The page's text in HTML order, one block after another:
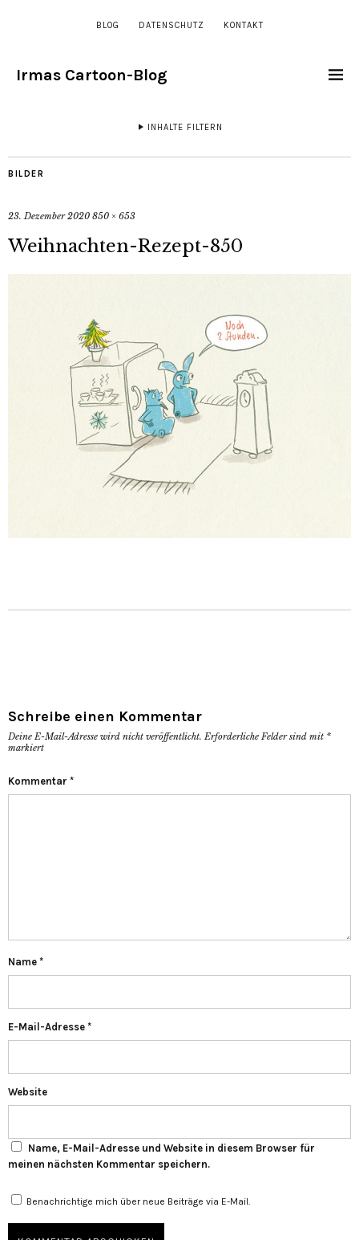
BLOG DATENSCHUTZ KONTAKT
Irmas Cartoon-Blog
INHALTE FILTERN
BILDER
23. Dezember 2020 850 × 653
Weihnachten-Rezept-850
Schreibe einen Kommentar
Deine E-Mail-Adresse wird nicht veröffentlicht. Erforderliche Felder sind mit *
markiert
Kommentar *
Name *
E-Mail-Adresse *
Website
Name, E-Mail-Adresse und Website in diesem Browser für
meinen nächsten Kommentar speichern.
Benachrichtige mich über neue Beiträge via E-Mail.